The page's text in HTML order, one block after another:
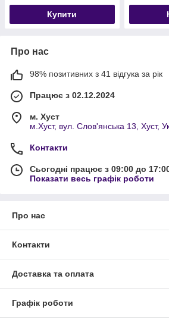
Купити
Про нас
98% позитивних з 41 відгука за рік
Працює з 02.12.2024
м. Хуст
м.Хуст, вул. Слов'янська 13, Хуст,
Контакти
Сьогодні працює з 09:00 до
Показати весь графік роботи
Про нас
Контакти
Доставка та оплата
Графік роботи